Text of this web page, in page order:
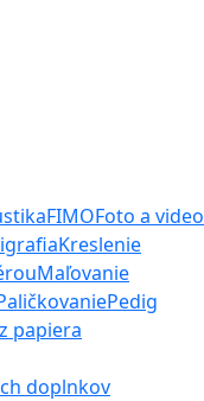
FIMOFoto a video
Kreslenie
Maľovanie
Pedig
papiera
doplnkov